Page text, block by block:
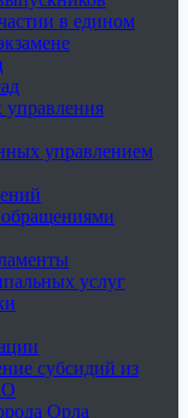
в едином
управлением
услуг
субсидий из
Орла